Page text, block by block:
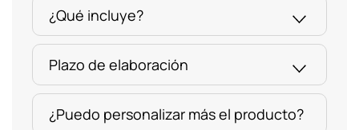
¿Qué incluye?
Plazo de elaboración
¿Puedo personalizar más el producto?